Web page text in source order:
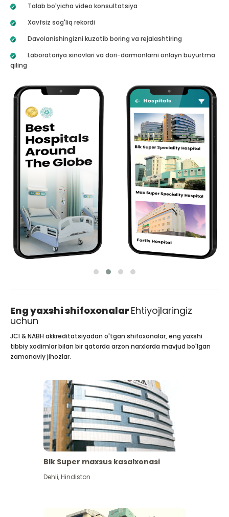
Talab bo'yicha video konsultatsiya
Xavfsiz sog'liq rekordi
Davolanishingizni kuzatib boring va rejalashtiring
Laboratoriya sinovlari va dori-darmonlarni onlayn buyurtma
qiling
Eng yaxshi shifoxonalar Ehtiyojlaringiz
uchun
JCI & NABH akkreditatsiyadan o'tgan shifoxonalar, eng yaxshi
tibbiy xodimlar bilan bir qatorda arzon narxlarda mavjud bo'lgan
zamonaviy jihozlar.
Blk Super maxsus kasalxonasi
Dehli,Hindiston